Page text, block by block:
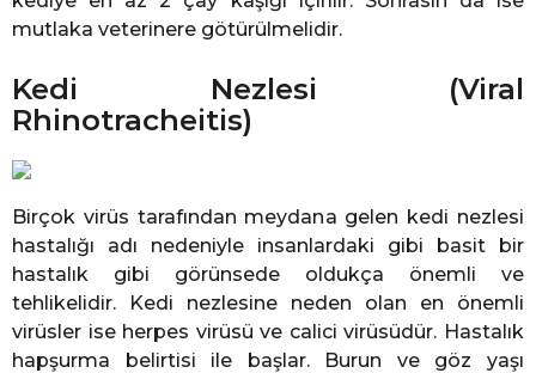
mutlaka veterinere götürülmelidir.
Kedi Nezlesi (Viral
Rhinotracheitis)
Birçok virüs tarafından meydana gelen kedi nezlesi
hastalığı adı nedeniyle insanlardaki gibi basit bir
hastalık gibi görünsede oldukça önemli ve
tehlikelidir. Kedi nezlesine neden olan en önemli
virüsler ise herpes virüsü ve calici virüsüdür. Hastalık
hapşurma belirtisi ile başlar. Burun ve göz yaşı